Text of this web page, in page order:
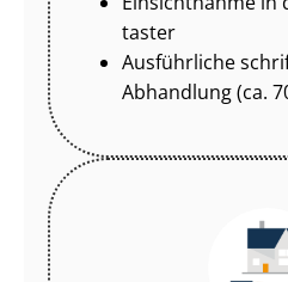
tas­ter
Ausführliche
Abhandlung (ca.